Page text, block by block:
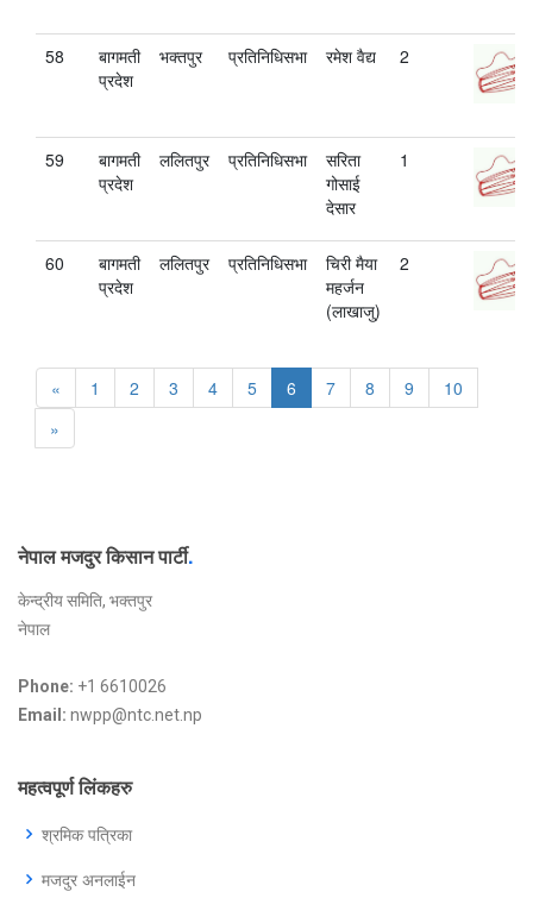
58
बागमती
प्रदेश
भक्तपुर प्रतिनिधिसभा रमेश व‌ैद्य 2
59
बागमती
प्रदेश
ललितपुर प्रतिनिधिसभा
सरिता
गोसाई
देसार
1
60
बागमती
प्रदेश
ललितपुर प्रतिनिधिसभा
चिरी मैया
महर्जन
(लाखाजु)
2
« 1 2 3 4 5 6 7 8 9
10
»
नेपाल मजदुर किसान पार्टी.
केन्द्रीय समिति, भक्तपुर
नेपाल
Phone: +1 6610026
Email: nwpp@ntc.net.np
महत्वपूर्ण लिंकहरु
श्रमिक पत्रिका
मजदुर अनलाईन